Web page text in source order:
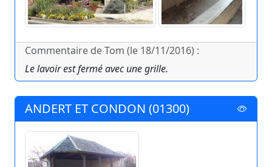
Commentaire de Tom (le 18/11/2016) :
Le lavoir est fermé avec une grille.
ANDERT ET CONDON (01300)